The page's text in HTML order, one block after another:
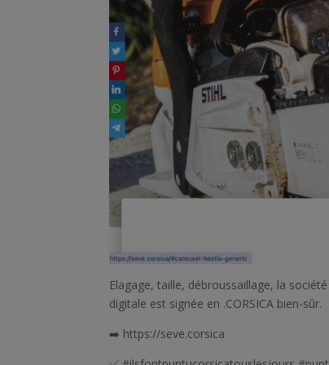
Elagage, taille, débroussaillage, la
digitale est signée en .CORSICA bien-sûr.
➡️ https://seve.corsica